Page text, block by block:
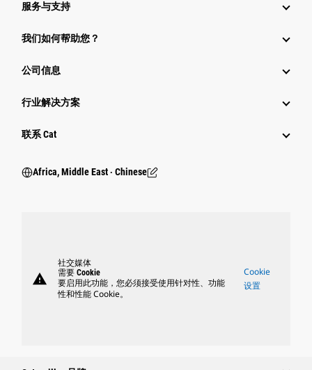
服务与支持
我们如何帮助您？
公司信息
行业解决方案
行业
联系 Cat
Africa, Middle East ‧ Chinese
warning
社交媒体
需要 Cookie
要启用此功能，您必须接受使用针对性、功能
性和性能 Cookie。
Cookie
设置